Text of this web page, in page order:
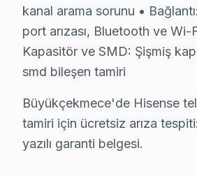
Hisense TV'lerde Sık
Büyükçekmece bölgesindeki
ULED panel sorunu:
Wi-Fi modül:
Ses kartı: Büyükçekmece'de
kanal arama sorunu •
port arızası, Bluetooth ve Wi-
Kapasitör ve SMD: Şişmiş
smd bileşen tamiri
Büyükçekmece'de Hisense
tamiri için ücretsiz arıza
yazılı garanti belgesi.